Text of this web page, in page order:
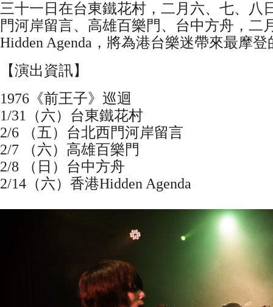
三十一日在台東鐵花村，二月六、七、八
門河岸留言、高雄百樂門、台中方舟，二
Hidden Agenda，將為港台樂迷帶來最摩
【演出資訊】
1976《前王子》巡迴
1/31（六）台東鐵花村
2/6 （五）台北西門河岸留言
2/7 （六）高雄百樂門
2/8 （日）台中方舟
2/14（六）香港Hidden Agenda